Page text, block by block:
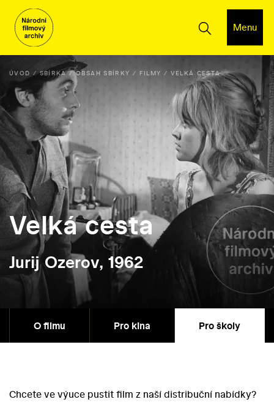
Menu
ÚVOD SBÍRKA OBSAH SBÍRKY FILMY VELKÁ CESTA
Velká cesta
Jurij Ozerov, 1962
O filmu Pro kina Pro školy
Chcete ve výuce pustit film z naší distribuční nabídky?